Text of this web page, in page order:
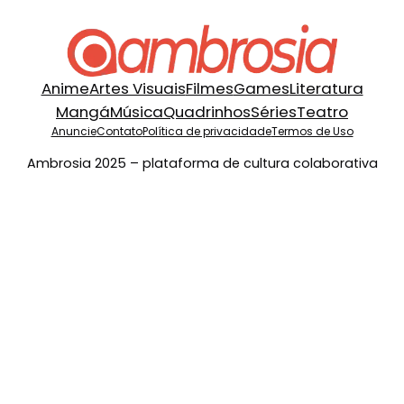
AnimeArtes VisuaisFilmesGamesLiteratura
MangáMúsicaQuadrinhosSériesTeatro
AnuncieContatoPolítica de privacidadeTermos de Uso
Ambrosia 2025 – plataforma de cultura colaborativa